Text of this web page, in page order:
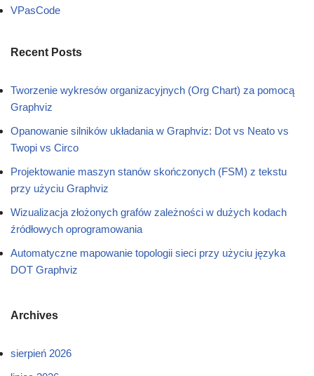
VPasCode
Recent Posts
Tworzenie wykresów organizacyjnych (Org Chart) za pomocą
Graphviz
Opanowanie silników układania w Graphviz: Dot vs Neato vs
Twopi vs Circo
Projektowanie maszyn stanów skończonych (FSM) z tekstu
przy użyciu Graphviz
Wizualizacja złożonych grafów zależności w dużych kodach
źródłowych oprogramowania
Automatyczne mapowanie topologii sieci przy użyciu języka
DOT Graphviz
Archives
sierpień 2026